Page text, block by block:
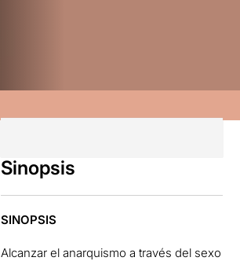
Sinopsis
SINOPSIS
Alcanzar el anarquismo a través del sexo